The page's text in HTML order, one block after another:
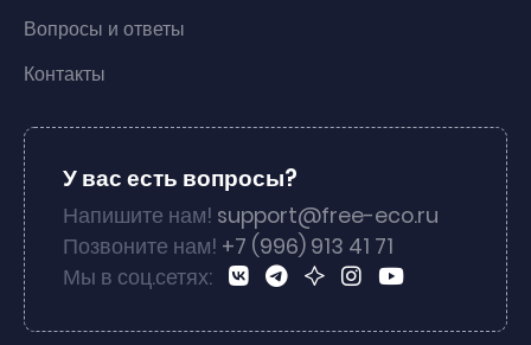
Вопросы и ответы
Контакты
У вас есть вопросы?
Напишите нам! support@free-eco.ru
Позвоните нам! +7 (996) 913 41 71
Мы в соц.сетях: